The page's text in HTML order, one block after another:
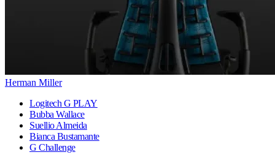
Herman Miller
Logitech G PLAY
Bubba Wallace
Suellio Almeida
Bianca Bustamante
G Challenge